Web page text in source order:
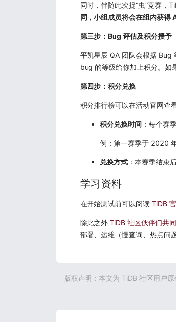
同时，伴随此次捉“虫”竞赛，
同，小组成员将会在组内获
第三步：Bug 评估及积分授予
平凯星辰 QA 团队会根据 Bug
bug 的等级给你加上积分。如
第四步：积分兑换
积分排行榜可以在活动官网查看
积分兑换时间：每个赛
例：第一赛季于 2020
兑换方式：本赛季结束
学习资料
在开始测试前可以阅读 TiDB
除此之外 TiDB 社区伙伴们共
部署、运维（慢查询、热点问
版权声明：本文为 TiDB 社区用户